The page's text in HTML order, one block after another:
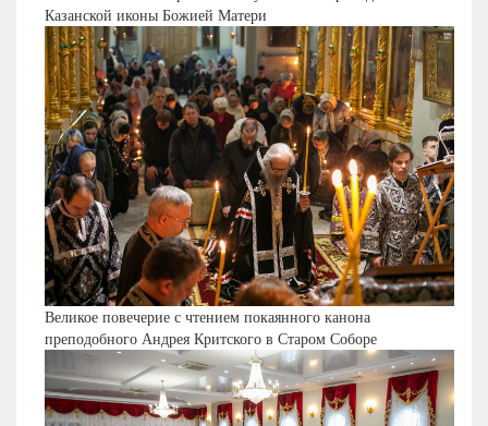
Казанской иконы Божией Матери
Великое повечерие с чтением покаянного канона
преподобного Андрея Критского в Старом Соборе